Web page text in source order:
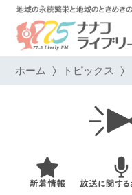
ホーム トピックス